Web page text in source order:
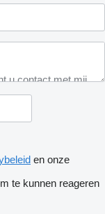
en onze
te kunnen reageren